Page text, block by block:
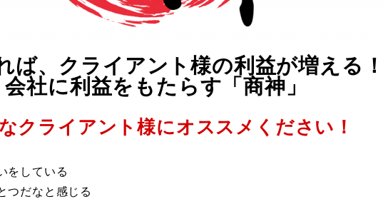
ば、クライアント様の利益が増える
会社に利益をもたらす「商神」
クライアント様にオススメください！
をしている
つだなと感じる